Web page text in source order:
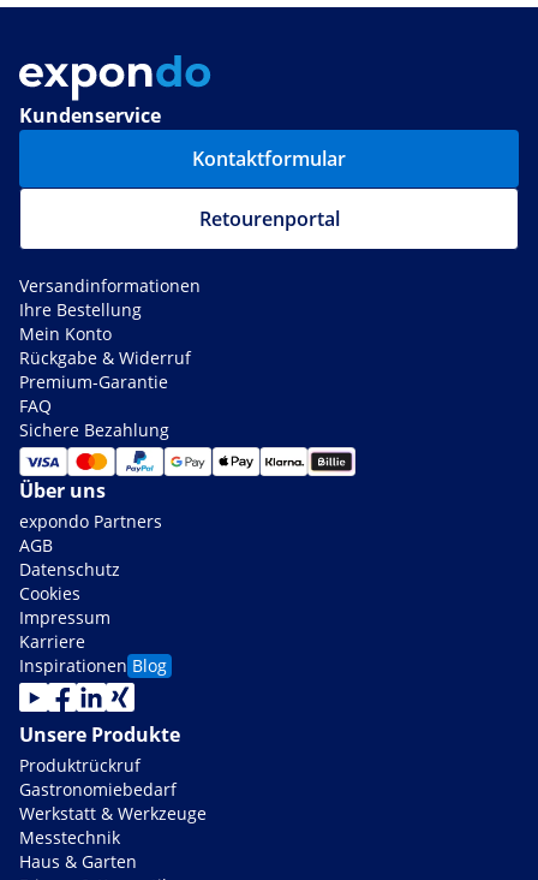
Kundenservice
Kontaktformular
Retourenportal
Versandinformationen
Ihre Bestellung
Mein Konto
Rückgabe & Widerruf
Premium-Garantie
FAQ
Sichere Bezahlung
Über uns
expondo Partners
AGB
Datenschutz
Cookies
Impressum
Karriere
Inspirationen Blog
Unsere Produkte
Produktrückruf
Gastronomiebedarf
Werkstatt & Werkzeuge
Messtechnik
Haus & Garten